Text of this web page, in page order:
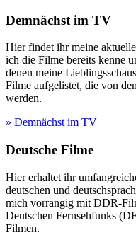
Demnächst im TV
Hier findet ihr meine
ich die Filme bereits kenne
denen meine
Filme aufgelistet, die von
werden.
» Demnächst im TV
Deutsche Filme
Hier erhaltet ihr
deutschen und
mich vorrangig mit DDR-
Deutschen Fernsehfunks
Filmen.